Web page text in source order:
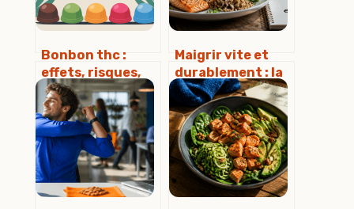
Bonbon thc :
effets, risques,
dosage et cadre
légal en france
Maigrir vite et
durablement : la
méthode du
déficit calorique
et du sport
régulier